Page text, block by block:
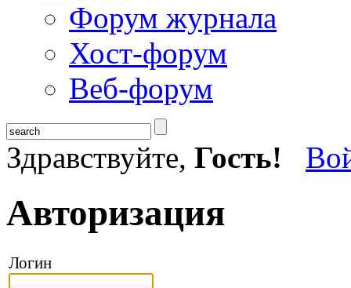
Форум журнала
Хост-форум
Веб-форум
Здравствуйте, Гость!
Авторизация
Логин